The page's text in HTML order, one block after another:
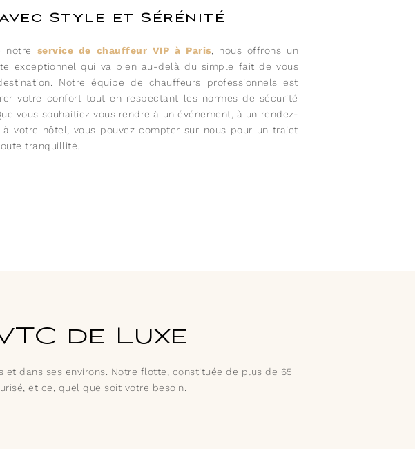
avec Style et Sérénité
notre service de chauffeur VIP à Paris, nous offrons un
exceptionnel qui va bien au-delà du simple fait de vous
Notre équipe de chauffeurs professionnels est
votre confort tout en respectant les normes de sécurité
vous souhaitiez vous rendre à un événement, à un rendez-
à votre hôtel, vous pouvez compter sur nous pour un trajet
tranquillité.
de Luxe
dans ses environs. Notre flotte, constituée de plus de 65
et ce, quel que soit votre besoin.